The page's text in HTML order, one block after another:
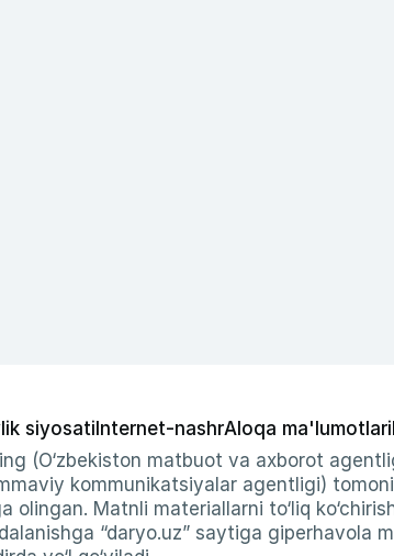
siyosati Internet-nashrAloqa ma'lumotlari
(O‘zbekiston matbuot va axborot
kommunikatsiyalar agentligi)
olingan. Matnli materiallarni to‘liq
“daryo.uz” saytiga giperhavola